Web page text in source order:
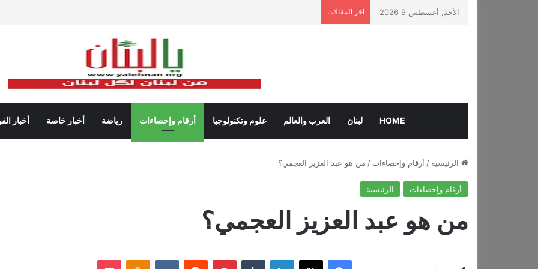
الأحد, أغسطس 9 2026 اخر المقالات
HOME لبنان العرب والعالم علوم وتكنولوجيا أرقام وإحصاءات رياضة أخبار خاصة أخبار
الرئيسية / أرقام وإحصاءات / من هو عبد العزيز العجمي؟
أرقام وإحصاءات الرئيسية
من هو عبد العزيز العجمي؟
فيسبوك ‫X لينكدإن بينتيريست ‏VKontakte